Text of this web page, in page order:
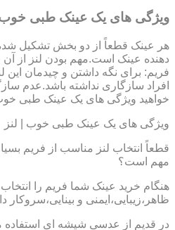
ویژگی های یک عینک طبی
هر عینک قطعاً از دو بخش تشکیل
دهنده عینک است.مهم بودن لنز از
فریم: برای نگه داشتن و چیدمان
افراد سازگاری نداشته باشد.عدم
خواهید ویژگی های یک عینک طبی خوب
ویژگی های یک عینک طبی خوب | لنز
قطعاً انتخاب لنز مناسب از فریم
مهم است؟
هنگام خرید عینک شما فریم را
ظاهر،زیبایی،ایمنی و بینایی،سروکار